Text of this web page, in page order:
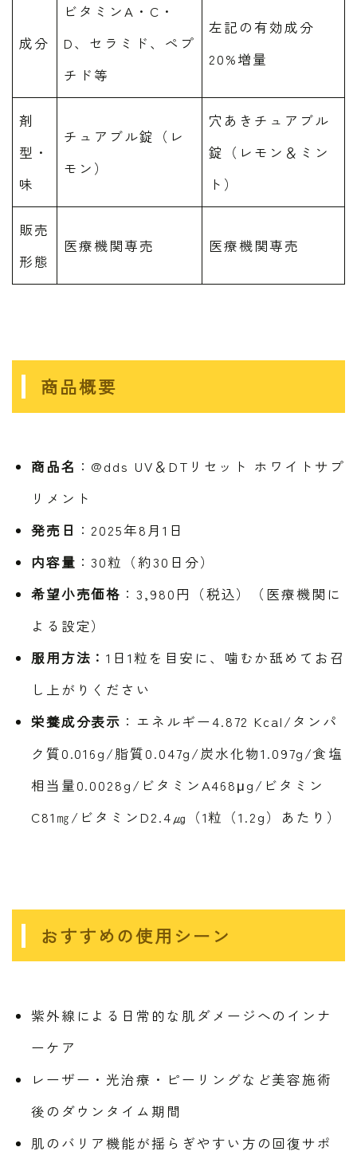
成分
ビタミンA・C・
D、セラミド、ペプ
チド等
左記の有効成分
20%増量
剤
型・
味
チュアブル錠（レ
モン）
穴あきチュアブル
錠（レモン＆ミン
ト）
販売
形態
医療機関専売 医療機関専売
商品概要
商品名 ：@dds UV＆DTリセット ホワイトサプ
リメント
発売日 ：2025年8月1日
内容量 ：30粒（約30日分）
希望小売価格 ：3,980円（税込）（医療機関に
よる設定）
服用方法：1日1粒を目安に、噛むか舐めてお召
し上がりください
栄養成分表示 ：エネルギー4.872 Kcal/タンパ
ク質0.016g/脂質0.047g/炭水化物1.097g/食塩
相当量0.0028g/ビタミンA468μg/ビタミン
C81㎎/ビタミンD2.4㎍（1粒（1.2g）あたり）
おすすめの使用シーン
紫外線による日常的な肌ダメージへのインナ
ーケア
レーザー・光治療・ピーリングなど美容施術
後のダウンタイム期間
肌のバリア機能が揺らぎやすい方の回復サポ